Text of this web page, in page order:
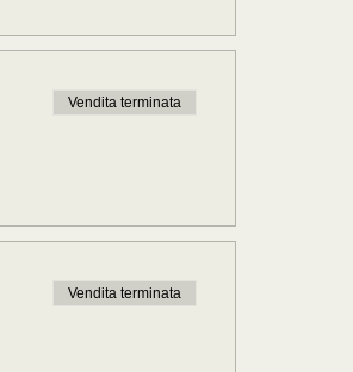
Vendita terminata
Vendita terminata